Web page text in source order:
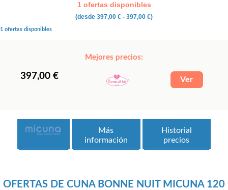
1 ofertas disponibles
(desde 397,00 € - 397,00 €)
1 ofertas disponibles
Mejores precios:
397,00 €
Más
información
Historial
precios
OFERTAS DE CUNA BONNE NUIT MICUNA 120